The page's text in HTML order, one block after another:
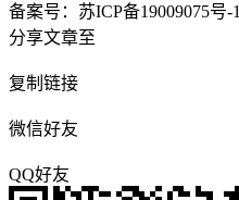
备案号：苏ICP备19009075号-1
分享文章至
复制链接
微信好友
QQ好友